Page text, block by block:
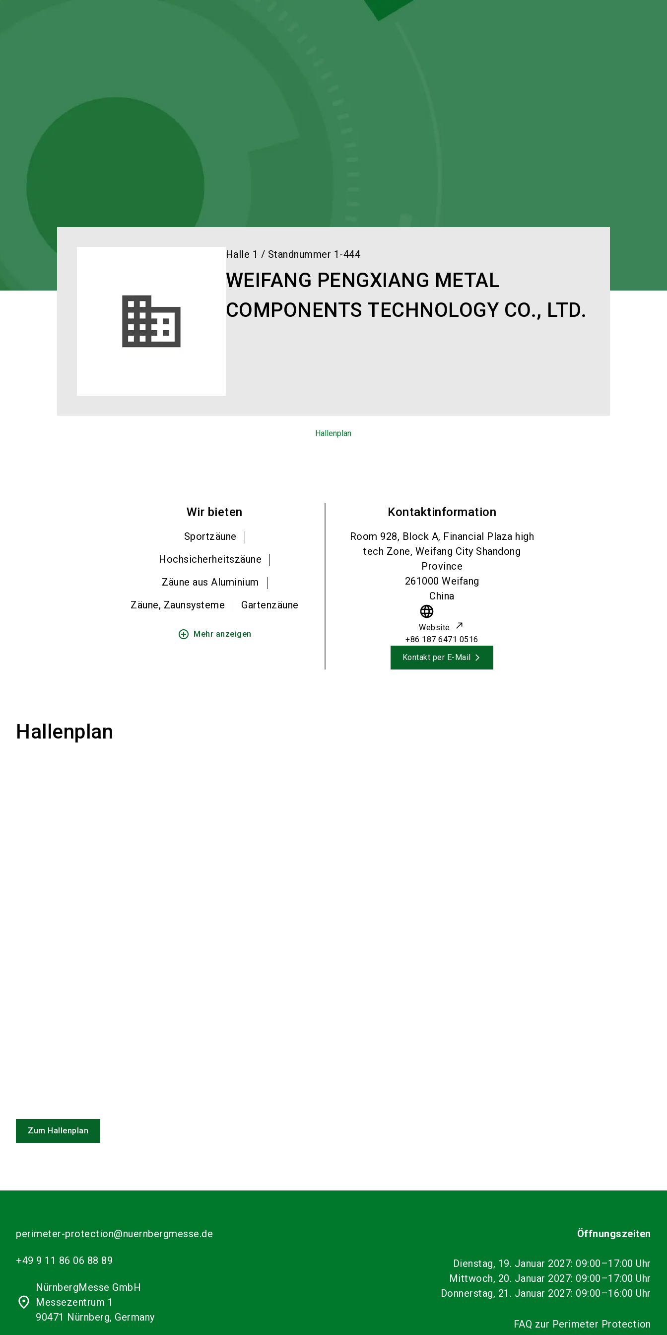
Halle 1 / Standnummer 1-444
WEIFANG PENGXIANG METAL
COMPONENTS TECHNOLOGY CO., LTD.
Hallenplan
Wir bieten
Sportzäune
Hochsicherheitszäune
Zäune aus Aluminium
Zäune, Zaunsysteme
Gartenzäune
add_circle_outline Mehr anzeigen
Kontaktinformation
Room 928, Block A, Financial Plaza high
tech Zone, Weifang City Shandong
Province
261000 Weifang
China
language
Website
+86 187 6471 0516
Kontakt per E-Mail
Hallenplan
Zum Hallenplan
perimeter-protection@nuernbergmesse.de
+49 9 11 86 06 88 89
place
NürnbergMesse GmbH
Messezentrum 1
90471 Nürnberg, Germany
Öffnungszeiten
Dienstag, 19. Januar 2027: 09:00–17:00 Uhr
Mittwoch, 20. Januar 2027: 09:00–17:00 Uhr
Donnerstag, 21. Januar 2027: 09:00–16:00 Uhr
FAQ zur Perimeter Protection